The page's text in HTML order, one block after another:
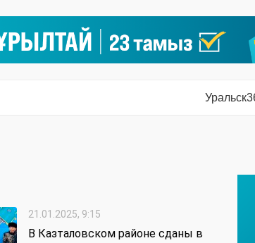
Уральск
21.01.2025, 9:15
В Казталовском районе сданы в